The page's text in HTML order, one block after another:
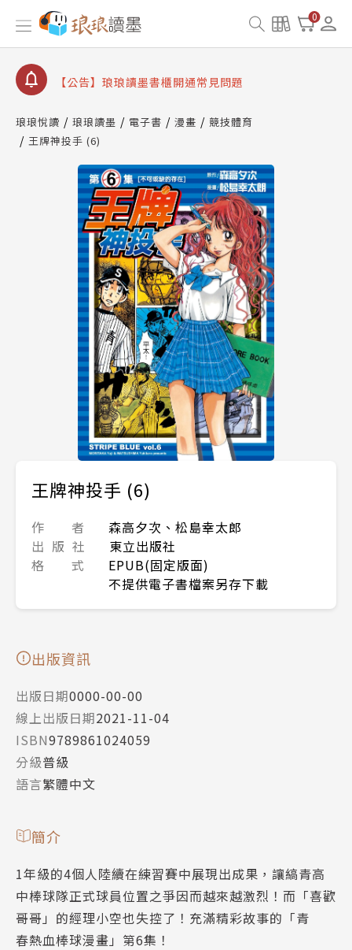
0
【公告】因 Readmoo 讀墨系統維護中，本站同步暫
停部分閱讀服務
【公告】琅琅讀墨數位閱讀資產合併與書櫃開通申請
【公告】琅琅讀墨書櫃開通常見問題
請圖文教學
【公告】琅琅書店服務升級重要說明及資產合併結果
查詢
【公告】因 Readmoo 讀墨系統維護中，本站同步暫
停部分閱讀服務
琅琅悅讀 琅琅讀墨 電子書 漫畫
競技體育
王牌神投手 (6)
王牌神投手 (6)
作 者
森高夕次、松島幸太郎
出 版 社
東立出版社
格 式
EPUB(固定版面)
不提供電子書檔案另存下載
出版資訊
出版日期0000-00-00
線上出版日期2021-11-04
ISBN9789861024059
分級普級
語言繁體中文
簡介
1年級的4個人陸續在練習賽中展現出成果，讓縞青高
中棒球隊正式球員位置之爭因而越來越激烈！而「喜歡
哥哥」的經理小空也失控了！充滿精彩故事的「青
春熱血棒球漫畫」第6集！